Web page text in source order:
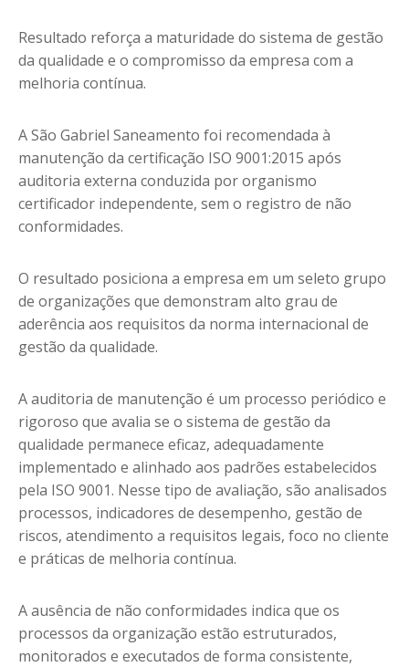
Resultado reforça a maturidade do sistema de gestão
da qualidade e o compromisso da empresa com a
melhoria contínua.
A São Gabriel Saneamento foi recomendada à
manutenção da certificação ISO 9001:2015 após
auditoria externa conduzida por organismo
certificador independente, sem o registro de não
conformidades.
O resultado posiciona a empresa em um seleto grupo
de organizações que demonstram alto grau de
aderência aos requisitos da norma internacional de
gestão da qualidade.
A auditoria de manutenção é um processo periódico e
rigoroso que avalia se o sistema de gestão da
qualidade permanece eficaz, adequadamente
implementado e alinhado aos padrões estabelecidos
pela ISO 9001. Nesse tipo de avaliação, são analisados
processos, indicadores de desempenho, gestão de
riscos, atendimento a requisitos legais, foco no cliente
e práticas de melhoria contínua.
A ausência de não conformidades indica que os
processos da organização estão estruturados,
monitorados e executados de forma consistente,